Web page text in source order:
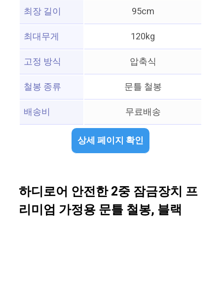
최장 길이
95cm
최대무게
120kg
고정 방식
압축식
철봉 종류
문틀 철봉
배송비
무료배송
상세 페이지 확인
하디로어 안전한 2중 잠금장치 프
리미엄 가정용 문틀 철봉, 블랙